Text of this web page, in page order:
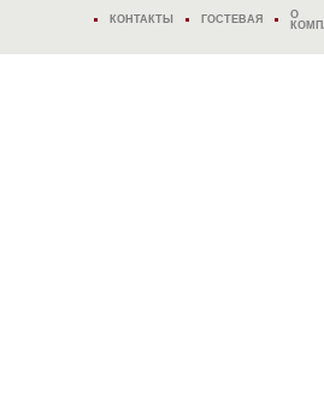
КОНТАКТЫ ГОСТЕВАЯ
О